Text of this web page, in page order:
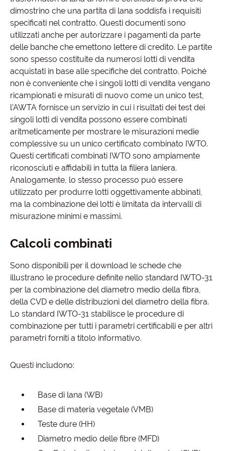
dimostrino che una partita di lana soddisfa i requisiti
specificati nel contratto. Questi documenti sono
utilizzati anche per autorizzare i pagamenti da parte
delle banche che emettono lettere di credito. Le partite
sono spesso costituite da numerosi lotti di vendita
acquistati in base alle specifiche del contratto. Poiché
non è conveniente che i singoli lotti di vendita vengano
ricampionati e misurati di nuovo come un unico test,
l'AWTA fornisce un servizio in cui i risultati dei test dei
singoli lotti di vendita possono essere combinati
aritmeticamente per mostrare le misurazioni medie
complessive su un unico certificato combinato IWTO.
Questi certificati combinati IWTO sono ampiamente
riconosciuti e affidabili in tutta la filiera laniera.
Analogamente, lo stesso processo può essere
utilizzato per produrre lotti oggettivamente abbinati,
ma la combinazione dei lotti è limitata da intervalli di
misurazione minimi e massimi.
Calcoli combinati
Sono disponibili per il download le schede che
illustrano le procedure definite nello standard IWTO-31
per la combinazione del diametro medio della fibra,
della CVD e delle distribuzioni del diametro della fibra.
Lo standard IWTO-31 stabilisce le procedure di
combinazione per tutti i parametri certificabili e per altri
parametri forniti a titolo informativo.
Questi includono:
Base di lana (WB)
Base di materia vegetale (VMB)
Teste dure (HH)
Diametro medio delle fibre (MFD)